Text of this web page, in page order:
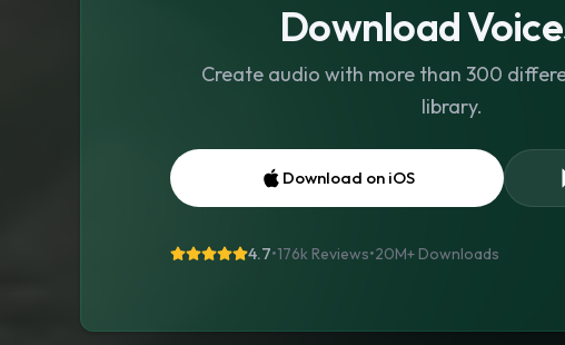
Download
Create audio with more than 300
library.
Download on iOS
4.7•176k Reviews•20M+ Downloads